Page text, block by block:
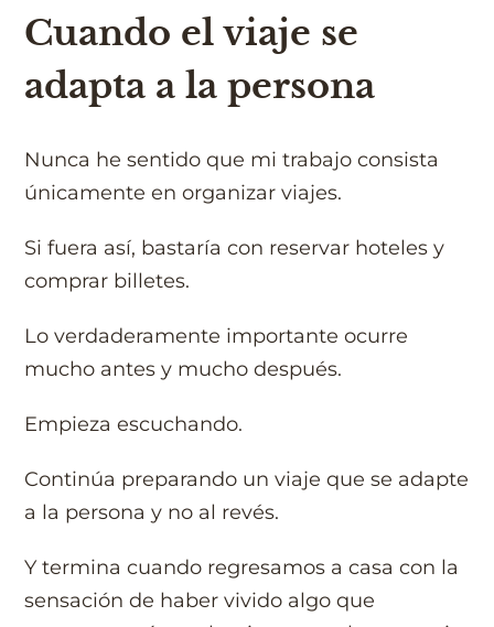
Cuando el viaje se
adapta a la persona
Nunca he sentido que mi trabajo consista
únicamente en organizar viajes.
Si fuera así, bastaría con reservar hoteles y
comprar billetes.
Lo verdaderamente importante ocurre
mucho antes y mucho después.
Empieza escuchando.
Continúa preparando un viaje que se adapte
a la persona y no al revés.
Y termina cuando regresamos a casa con la
sensación de haber vivido algo que